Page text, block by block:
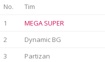
No. Tim
1
MEGA SUPER
2
Dynamic BG
3
Partizan